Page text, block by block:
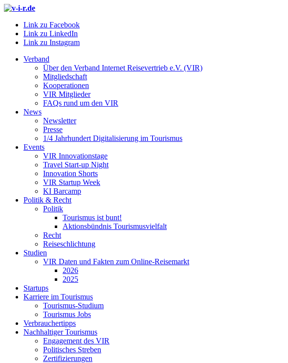
Link zu Facebook
Link zu LinkedIn
Link zu Instagram
Verband
Über den Verband Internet Reisevertrieb e.V. (VIR)
Mitgliedschaft
Kooperationen
VIR Mitglieder
FAQs rund um den VIR
News
Newsletter
Presse
1/4 Jahrhundert Digitalisierung im Tourismus
Events
VIR Innovationstage
Travel Start-up Night
Innovation Shorts
VIR Startup Week
KI Barcamp
Politik & Recht
Politik
Tourismus ist bunt!
Aktionsbündnis Tourismusvielfalt
Recht
Reiseschlichtung
Studien
VIR Daten und Fakten zum Online-Reisemarkt
2026
2025
Startups
Karriere im Tourismus
Tourismus-Studium
Tourismus Jobs
Verbrauchertipps
Nachhaltiger Tourismus
Engagement des VIR
Politisches Streben
Zertifizierungen